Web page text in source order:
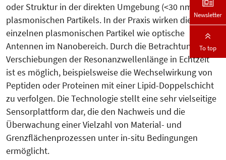
oder Struktur in der direkten Umgebung (<30 nm) des
plasmonischen Partikels. In der Praxis wirken die
einzelnen plasmonischen Partikel wie optische
Antennen im Nanobereich. Durch die Betrachtung von
Verschiebungen der Resonanzwellenlänge in Echtzeit
ist es möglich, beispielsweise die Wechselwirkung von
Peptiden oder Proteinen mit einer Lipid-Doppelschicht
zu verfolgen. Die Technologie stellt eine sehr vielseitige
Sensorplattform dar, die den Nachweis und die
Überwachung einer Vielzahl von Material- und
Grenzflächenprozessen unter in-situ Bedingungen
ermöglicht.
Newsletter
To top